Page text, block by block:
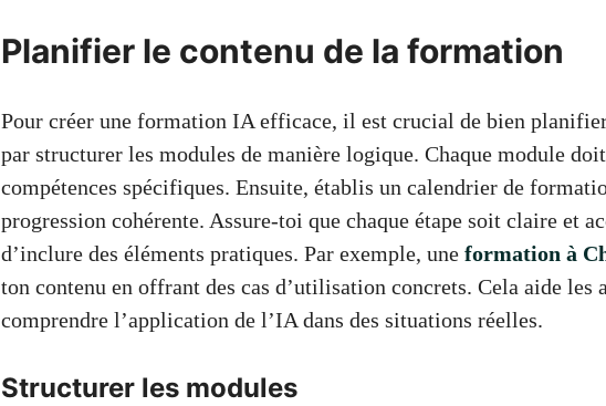
Planifier le contenu de la formation
Pour créer une formation IA efficace, il est crucial de bien
par structurer les modules de manière logique. Chaque module
compétences spécifiques. Ensuite, établis un calendrier de
progression cohérente. Assure-toi que chaque étape soit claire et
d’inclure des éléments pratiques. Par exemple, une formation à
ton contenu en offrant des cas d’utilisation concrets. Cela aide les
comprendre l’application de l’IA dans des situations réelles.
Structurer les modules